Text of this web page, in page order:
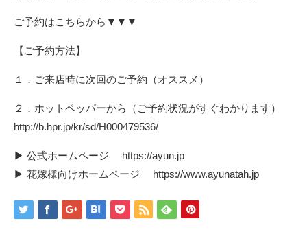
ご予約はこちらから▼▼▼
【ご予約方法】
１．ご来店時に次回のご予約（オススメ）
２．ホットペッパーから（ご予約状況がすぐわかります）
http://b.hpr.jp/kr/sd/H000479536/
▶ 公式ホームページ https://ayun.jp
▶ 花嫁様向けホームページ https://www.ayunatah.jp